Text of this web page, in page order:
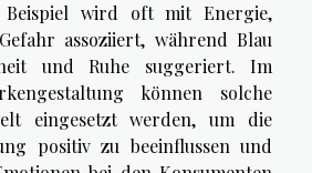
Beispiel wird oft mit Energie,
assoziiert, während Blau
und Ruhe suggeriert. Im
können solche
eingesetzt werden, um die
positiv zu beeinflussen und